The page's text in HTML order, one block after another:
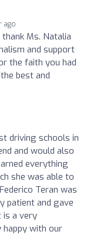
ago
Ms. Natalia
and support
the faith you had
best and
driving schools in
and would also
everything
she was able to
Teran was
patient and gave
is a very
happy with our